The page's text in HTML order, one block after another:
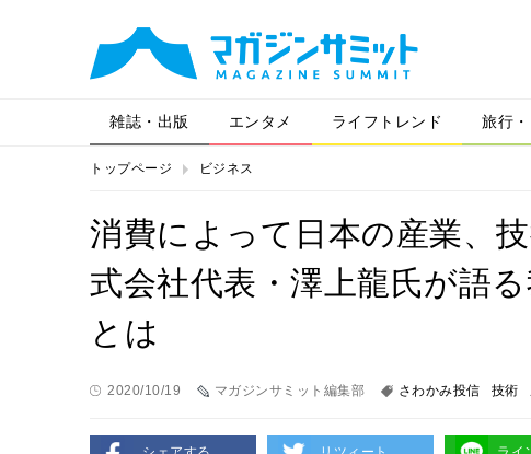
雑誌・出版 エンタメ ライフトレンド 旅行
トップページ ビジネス
消費によって日本の産業、
式会社代表・澤上龍氏が語
とは
2020/10/19 マガジンサミット編集部 さわかみ投信 技術